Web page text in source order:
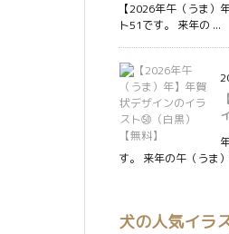
【2026年午（うま）
ト51です。 来年の ...
す。 来年の午（うま
犬の人気イラ